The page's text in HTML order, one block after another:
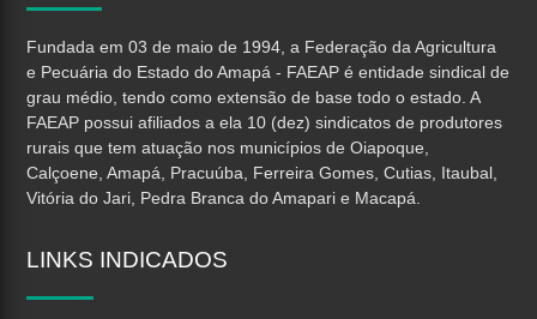
Fundada em 03 de maio de 1994, a Federação da Agricultura
e Pecuária do Estado do Amapá - FAEAP é entidade sindical de
grau médio, tendo como extensão de base todo o estado. A
FAEAP possui afiliados a ela 10 (dez) sindicatos de produtores
rurais que tem atuação nos municípios de Oiapoque,
Calçoene, Amapá, Pracuúba, Ferreira Gomes, Cutias, Itaubal,
Vitória do Jari, Pedra Branca do Amapari e Macapá.
LINKS INDICADOS